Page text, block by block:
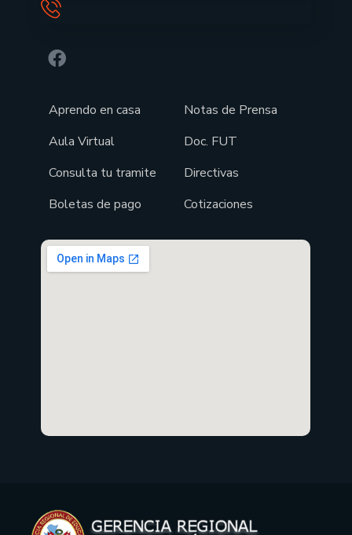
Aprendo en casa
Aula Virtual
Consulta tu tramite
Boletas de pago
Notas de Prensa
Doc. FUT
Directivas
Cotizaciones